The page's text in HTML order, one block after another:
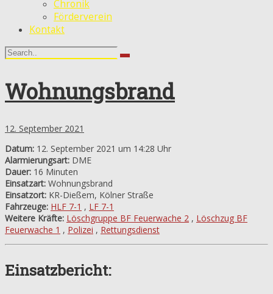
Chronik
Förderverein
Kontakt
Wohnungsbrand
12. September 2021
Datum: 12. September 2021 um 14:28 Uhr
Alarmierungsart: DME
Dauer: 16 Minuten
Einsatzart: Wohnungsbrand
Einsatzort: KR-Dießem, Kölner Straße
Fahrzeuge: HLF 7-1 , LF 7-1
Weitere Kräfte: Löschgruppe BF Feuerwache 2 , Löschzug BF
Feuerwache 1 , Polizei , Rettungsdienst
Einsatzbericht: